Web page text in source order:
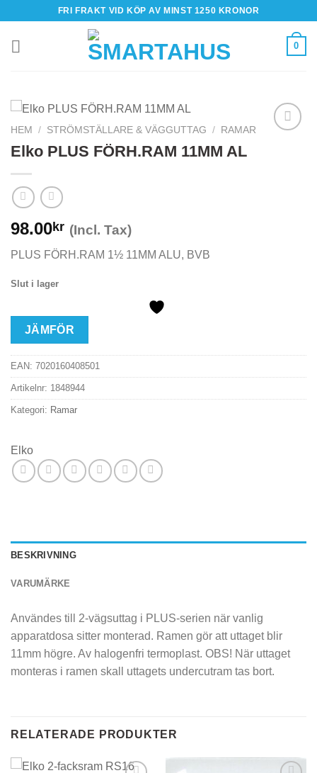
content
FRI FRAKT VID KÖP AV MINST 1250 KRONOR
0
HEM / STRÖMSTÄLLARE & VÄGGUTTAG / RAMAR
Elko PLUS FÖRH.RAM 11MM AL
98.00kr (Incl. Tax)
PLUS FÖRH.RAM 1½ 11MM ALU, BVB
Slut i lager
JÄMFÖR
EAN: 7020160408501
Artikelnr: 1848944
Kategori: Ramar
Elko
BESKRIVNING
VARUMÄRKE
Användes till 2-vägsuttag i PLUS-serien när vanlig
apparatdosa sitter monterad. Ramen gör att uttaget blir
11mm högre. Av halogenfri termoplast. OBS! När uttaget
monteras i ramen skall uttagets undercutram tas bort.
RELATERADE PRODUKTER